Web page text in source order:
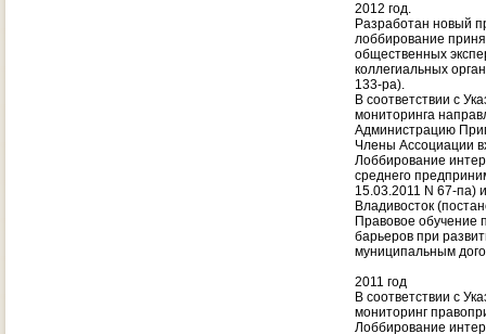
2012 год.
Разработан новый
лоббирование
общественных
коллегиальных
133-ра).
В соответствии с
мониторинга
Администрацию
Члены Ассоциации
Лоббирование
среднего
15.03.2011 N 67-па)
Владивосток
Правовое обучение
барьеров при
муниципальным
2011 год
В соответствии с
мониторинг
Лоббирование